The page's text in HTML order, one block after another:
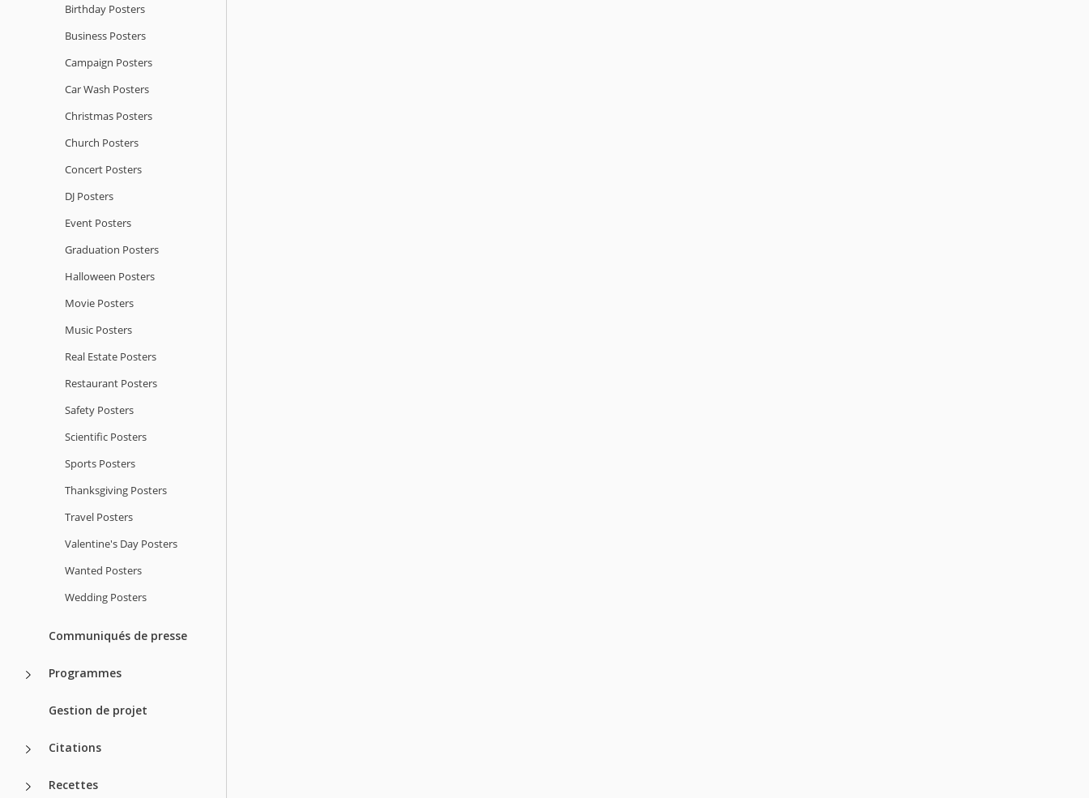
Birthday Posters
Business Posters
Campaign Posters
Car Wash Posters
Christmas Posters
Church Posters
Concert Posters
DJ Posters
Event Posters
Graduation Posters
Halloween Posters
Movie Posters
Music Posters
Real Estate Posters
Restaurant Posters
Safety Posters
Scientific Posters
Sports Posters
Thanksgiving Posters
Travel Posters
Valentine's Day Posters
Wanted Posters
Wedding Posters
Communiqués de presse
Programmes
Gestion de projet
Citations
Recettes